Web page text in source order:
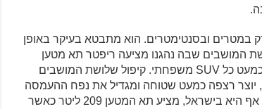
במטרים ובסנטימטרים. הוא מתבטא בעיקר באופן
שבה נהגנו מציעה ריפטר תא מטען
בנפח של 775 ליטר, נתון שמותיר מאחור כמעט כל SUV משפחתי. קיפול שלושת המושבים
רצפה כמעט שטוחה ומגדיל את נפח ההעמסה
ל־3,500 ליטר. בגרסת ה־Long, המשווקת אף היא בישראל, מציע תא המטען 209 ליטר כאשר